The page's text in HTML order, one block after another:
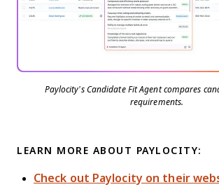
Paylocity’s Candidate Fit Agent compares
requirements.
LEARN MORE ABOUT PAYLOCITY:
Check out Paylocity on their